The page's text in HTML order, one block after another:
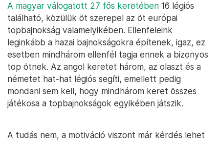
A magyar válogatott 27 fős keretében 16 légiós
található, közülük öt szerepel az öt európai
topbajnokság valamelyikében. Ellenfeleink
leginkább a hazai bajnokságokra építenek, igaz, ez
esetben mindhárom ellenfél tagja ennek a bizonyos
top ötnek. Az angol keretet három, az olaszt és a
németet hat-hat légiós segíti, emellett pedig
mondani sem kell, hogy mindhárom keret összes
játékosa a topbajnokságok egyikében játszik.
A tudás nem, a motiváció viszont már kérdés lehet